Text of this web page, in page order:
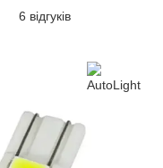
6 відгуків